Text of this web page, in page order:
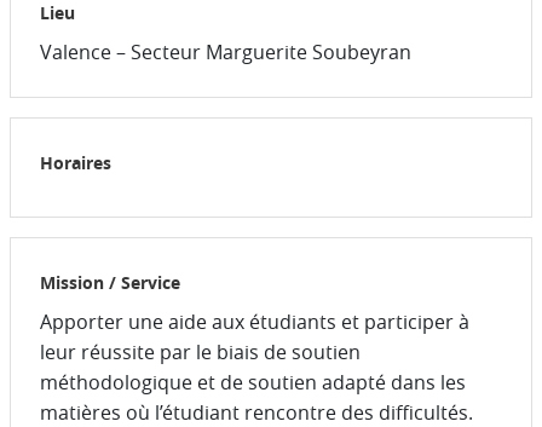
Lieu
Valence – Secteur Marguerite Soubeyran
Horaires
Mission / Service
Apporter une aide aux étudiants et participer à
leur réussite par le biais de soutien
méthodologique et de soutien adapté dans les
matières où l’étudiant rencontre des difficultés.